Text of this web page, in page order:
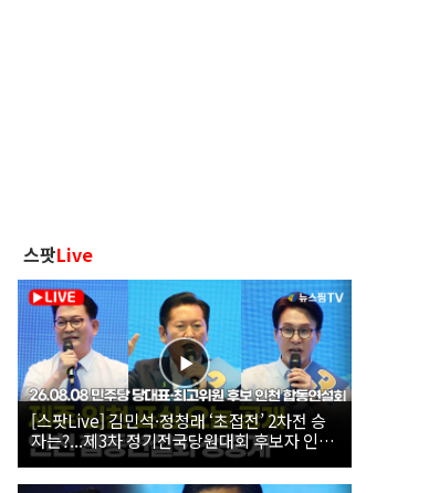
스팟Live
[스팟Live] 김민석·정청래 ‘초접전’ 2차전 승
자는?...제3차 정기전국당원대회 후보자 인천
합동연설회 생중계 | 26.08.08